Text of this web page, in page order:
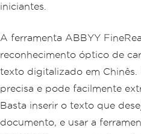
iniciantes.
A ferramenta ABBYY
reconhecimento óptico de
texto digitalizado em
precisa e pode facilmente
Basta inserir o texto que
documento, e usar a